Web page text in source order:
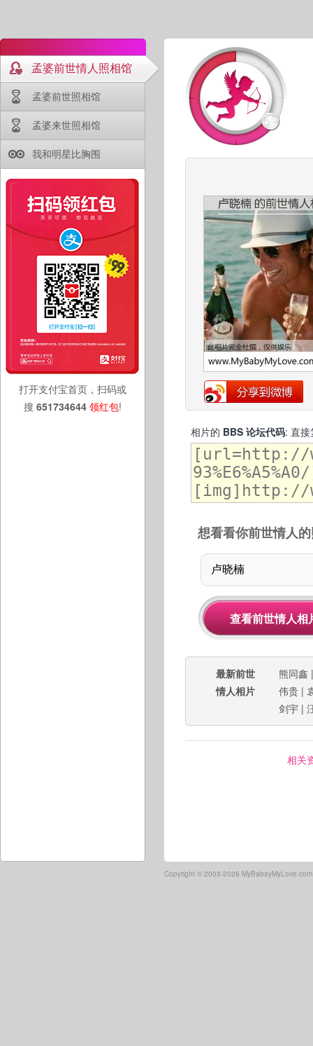
孟婆前世情人照相馆
孟婆前世照相馆
孟婆来世照相馆
我和明星比胸围
打开支付宝首页，扫码或
搜 651734644 领红包!
相片的 BBS 论坛代码: 直接
想看看你前世情人
最新前世
情人相片
熊同鑫
伟贵 |
剑宇 |
相关
Copyright © 2003-2026